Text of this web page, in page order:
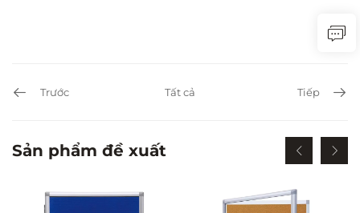
Trước Tất cả Tiếp
Sản phẩm đề xuất